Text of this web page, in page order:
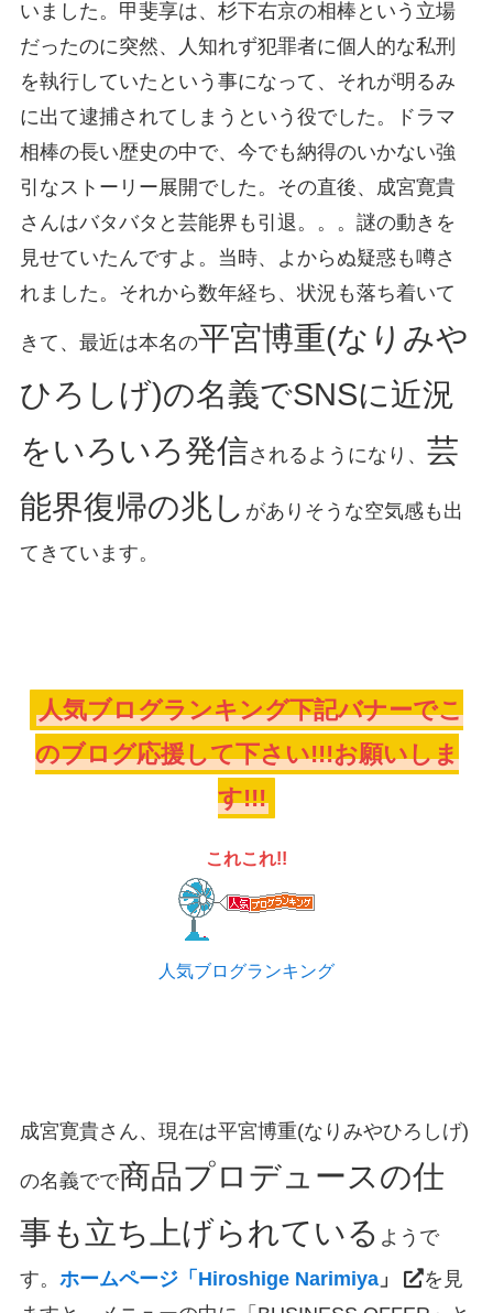
いました。甲斐享は、杉下右京の相棒という立場
だったのに突然、人知れず犯罪者に個人的な私刑
を執行していたという事になって、それが明るみ
に出て逮捕されてしまうという役でした。ドラマ
相棒の長い歴史の中で、今でも納得のいかない強
引なストーリー展開でした。その直後、成宮寛貴
さんはバタバタと芸能界も引退。。。謎の動きを
見せていたんですよ。当時、よからぬ疑惑も噂さ
れました。それから数年経ち、状況も落ち着いて
きて、最近は本名の平宮博重(なりみや
ひろしげ)の名義でSNSに近況
をいろいろ発信されるようになり、 芸
能界復帰の兆し がありそうな空気感も出
てきています。
人気ブログランキング下記バナーでこ
のブログ応援して下さい!!!お願いしま
す!!!
これこれ!!
人気ブログランキング
成宮寛貴さん、現在は平宮博重(なりみやひろしげ)
の名義でで商品プロデュースの仕
事も立ち上げられている ようで
す。 ホームページ「 Hiroshige Narimiya」
を見